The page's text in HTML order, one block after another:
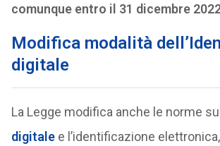
comunque entro il 31 dicembre
Modifica modalità
digitale
La Legge modifica anche le norme
digitalee l’identificazione